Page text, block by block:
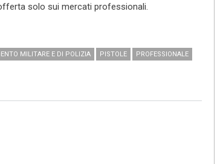
solo sui mercati professionali.
MILITARE E DI POLIZIA PISTOLE
PROFESSIONALE